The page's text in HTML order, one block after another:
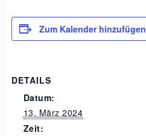
Zum Kalender hinzufügen
DETAILS
Datum:
13. März 2024
Zeit: